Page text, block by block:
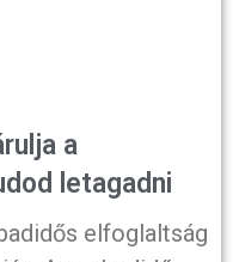
a
letagadni
elfoglaltság